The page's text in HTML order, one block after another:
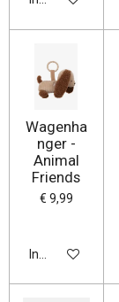
Wagenha
nger -
Animal
Friends
€ 9,99
In winkelwagen